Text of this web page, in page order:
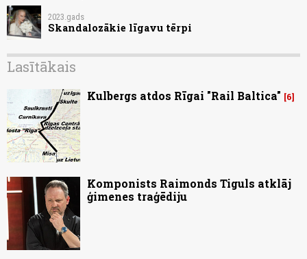
2023.gads
Skandalozākie līgavu tērpi
Lasītākais
Kulbergs atdos Rīgai "Rail Baltica" 6
Komponists Raimonds Tiguls atklāj
ģimenes traģēdiju